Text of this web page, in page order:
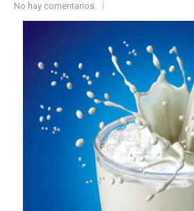
No hay comentarios.